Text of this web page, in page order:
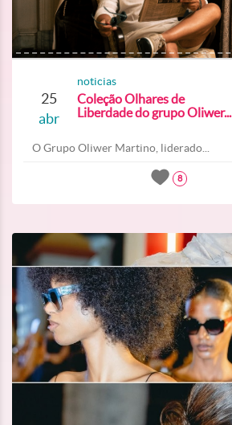
25
abr
noticias
Coleção Olhares de
Liberdade do grupo Oliwer...
O Grupo Oliwer Martino, liderado...
8